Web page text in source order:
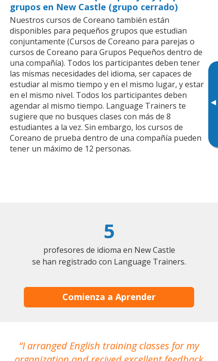
▸
grupos en New Castle (grupo cerrado)
Nuestros cursos de Coreano también están
disponibles para pequeños grupos que estudian
conjuntamente (Cursos de Coreano para parejas o
cursos de Coreano para Grupos Pequeños dentro de
una compañía). Todos los participantes deben tener
las mismas necesidades del idioma, ser capaces de
estudiar al mismo tiempo y en el mismo lugar, y estar
en el mismo nivel. Todos los participantes deben
agendar al mismo tiempo. Language Trainers te
sugiere que no busques clases con más de 8
estudiantes a la vez. Sin embargo, los cursos de
Coreano de prueba dentro de una compañía pueden
tener un máximo de 12 personas.
5
profesores de idioma en New Castle
se han registrado con Language Trainers.
Comienza a Aprender
I arranged English training classes for my